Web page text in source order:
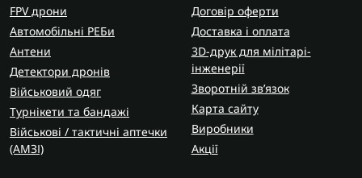
FPV дрони
Автомобільні РЕБи
Антени
Детектори дронів
Військовий одяг
Турнікети та бандажі
Військові / тактичні аптечки
(AMЗІ)
Договір оферти
Доставка і оплата
3D-друк для мілітарі-
інженерії
Зворотній зв’язок
Карта сайту
Виробники
Акції